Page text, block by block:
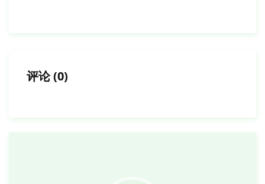
评论(0)